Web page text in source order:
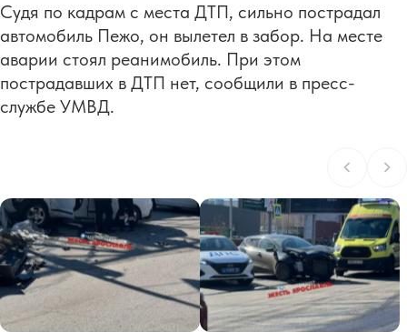
Судя по кадрам с места ДТП, сильно пострадал
автомобиль Пежо, он вылетел в забор. На месте
аварии стоял реанимобиль. При этом
пострадавших в ДТП нет, сообщили в пресс-
службе УМВД.